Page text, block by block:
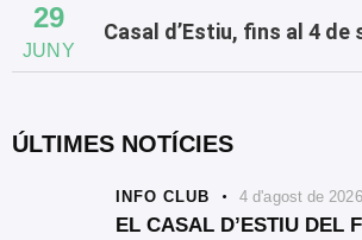
29
JUNY
Casal d’Estiu, fins al 4 de
ÚLTIMES NOTÍCIES
INFO CLUB 4 d'agost de 2026
EL CASAL D’ESTIU DEL